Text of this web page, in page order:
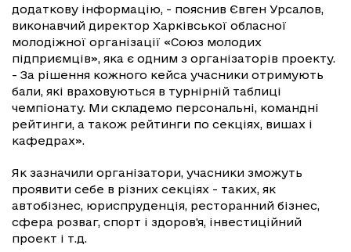
додаткову інформацію, - пояснив Євген Урсалов,
виконавчий директор Харківської обласної
молодіжної організації «Союз молодих
підприємців», яка є одним з організаторів проекту.
- За рішення кожного кейса учасники отримують
бали, які враховуються в турнірній таблиці
чемпіонату. Ми складемо персональні, командні
рейтинги, а також рейтинги по секціях, вишах і
кафедрах».
Як зазначили організатори, учасники зможуть
проявити себе в різних секціях - таких, як
автобізнес, юриспруденція, ресторанний бізнес,
сфера розваг, спорт і здоров'я, інвестиційний
проект і т.д.